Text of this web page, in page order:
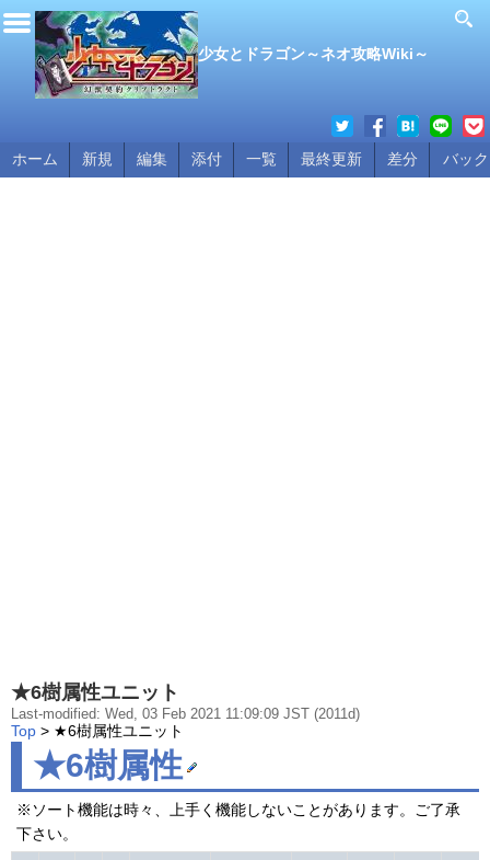
少女とドラゴン～ネオ攻略Wiki～
ホーム 新規 編集 添付 一覧 最終更新 差分 バッ
★6樹属性ユニット
Last-modified: Wed, 03 Feb 2021 11:09:09 JST (2011d)
Top > ★6樹属性ユニット
★6樹属性
※ソート機能は時々、上手く機能しないことがあります。ご了承
下さい。